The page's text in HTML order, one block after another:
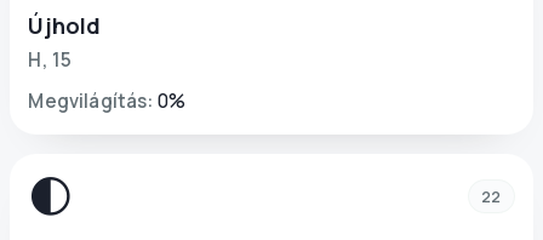
Újhold
H, 15
Megvilágítás: 0%
🌓 22